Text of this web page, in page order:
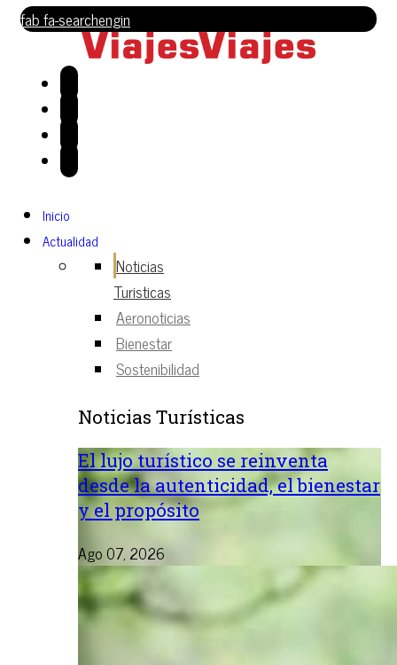
fab fa-searchengin
Inicio
Actualidad
Noticias
Turisticas
Aeronoticias
Bienestar
Sostenibilidad
Noticias Turísticas
El lujo turístico se reinventa
desde la autenticidad, el bienestar
y el propósito
Ago 07, 2026